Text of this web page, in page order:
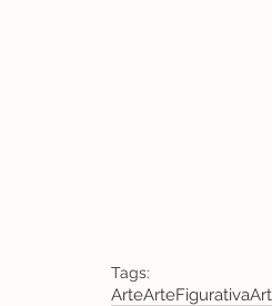
Tags:
ArteArteFigurativa